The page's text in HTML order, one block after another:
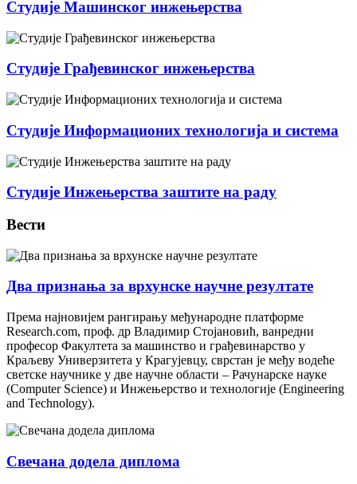
Студије Машинског инжењерства
Студије Грађевинског инжењерства
Студије Информационих технологија и система
Студије Инжењерства заштите на раду
Вести
Два признања за врхунске научне резултате
Према најновијем рангирању међународне платформе
Research.com, проф. др Владимир Стојановић, ванредни
професор Факултета за машинство и грађевинарство у
Краљеву Универзитета у Крагујевцу, сврстан је међу водеће
светске научнике у две научне области – Рачунарске науке
(Computer Science) и Инжењерство и технологије (Engineering
and Technology).
Свечана додела диплома